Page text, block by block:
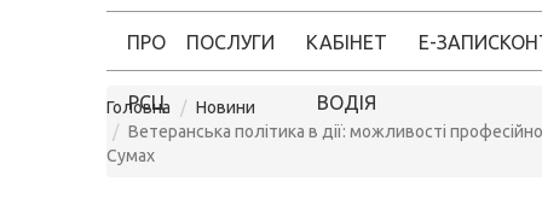
ПРО
РСЦ
ПОСЛУГИ КАБІНЕТ
ВОДІЯ
Е-ЗАПИС
Головна
Новини
Ветеранська політика в дії: можливості
Сумах